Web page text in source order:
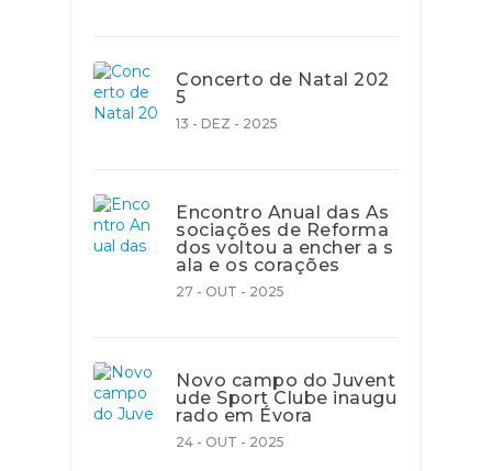
Concerto de Natal 202
5
13 - DEZ - 2025
Encontro Anual das As
sociações de Reforma
dos voltou a encher a s
ala e os corações
27 - OUT - 2025
Novo campo do Juvent
ude Sport Clube inaugu
rado em Évora
24 - OUT - 2025